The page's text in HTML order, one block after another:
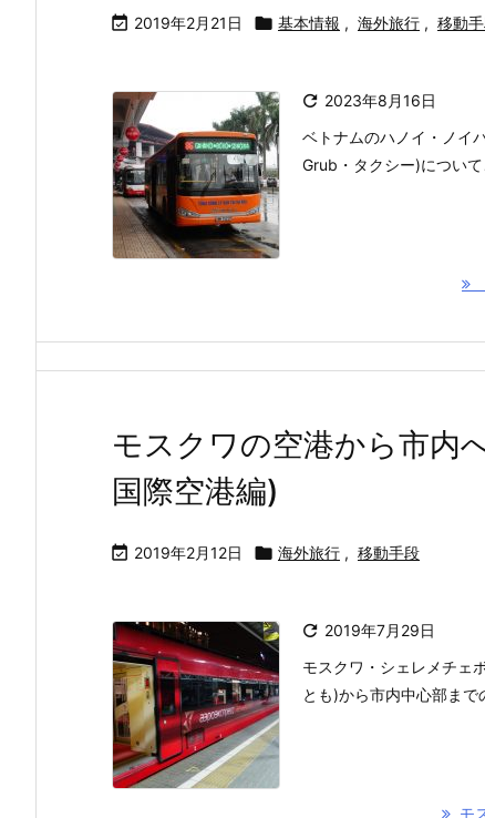
 2019年2月21日  基本情報 , 海外旅行 , 移動
 2023年8月16日
ベトナムのハノイ・ノイ
Grub・タクシー)につい
モスクワの空港から市内
国際空港編)
 2019年2月12日  海外旅行 , 移動手段
 2019年7月29日
モスクワ・シェレメチェ
とも)から市内中心部まで
モ